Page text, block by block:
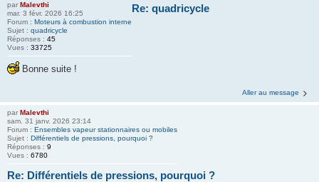
par Malevthi
mar. 3 févr. 2026 16:25
Forum : Moteurs à combustion interne
Sujet : quadricycle
Réponses : 45
Vues : 33725
Re: quadricycle
Bonne suite !
Aller au message
par Malevthi
sam. 31 janv. 2026 23:14
Forum : Ensembles vapeur stationnaires ou mobiles
Sujet : Différentiels de pressions, pourquoi ?
Réponses : 9
Vues : 6780
Re: Différentiels de pressions, pourquoi ?